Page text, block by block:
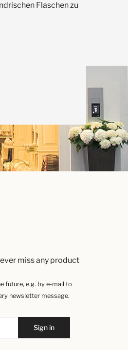
Flaschen zu
miss any product
future, e.g. by e-mail to
newsletter message.
Sign in